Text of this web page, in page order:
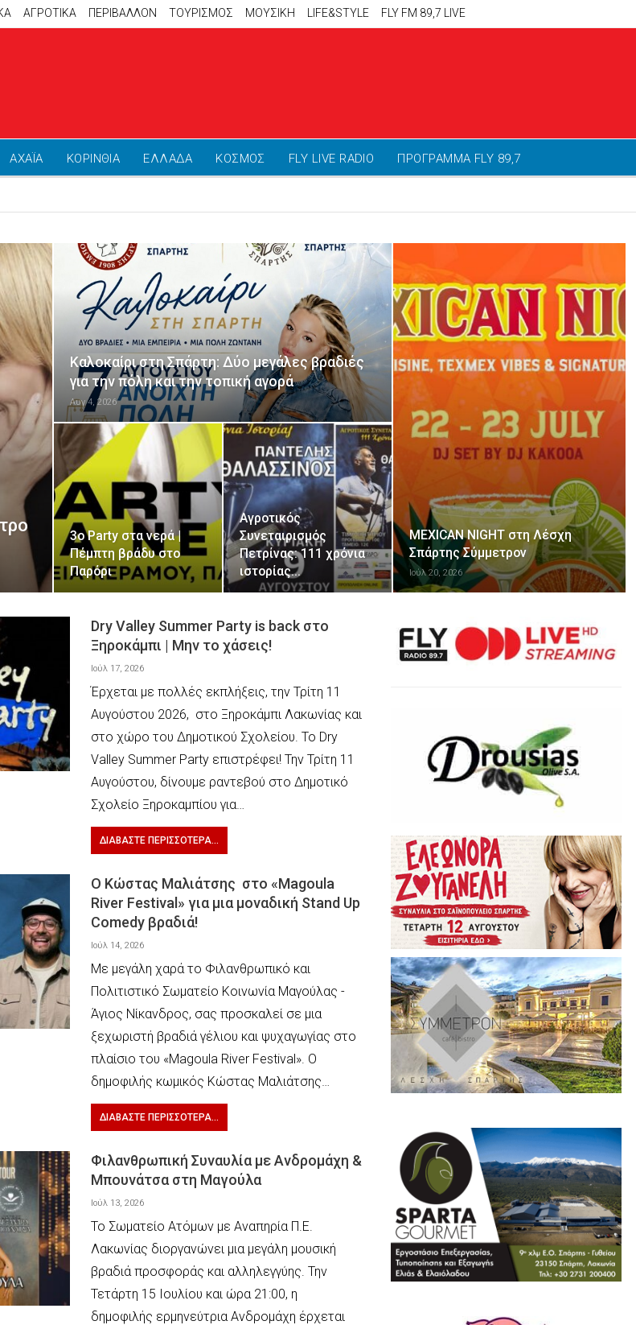
ΑΓΡΟΤΙΚΑ ΠΕΡΙΒΑΛΛΟΝ ΤΟΥΡΙΣΜΟΣ ΜΟΥΣΙΚΗ LIFE&STYLE FLY FM 89,7 LIVE
ΑΧΑΪΑ ΚΟΡΙΝΘΙΑ ΕΛΛΑΔΑ ΚΟΣΜΟΣ FLY LIVE RADIO ΠΡΟΓΡΑΜΜΑ FLY 89,7
Καλοκαίρι στη Σπάρτη: Δύο μεγάλες βραδιές
για την πόλη και την τοπική αγορά
Αυγ 4, 2026
3ο Party στα νερά |
Πέμπτη βράδυ στο
Παρόρι
Αγροτικός
Συνεταιρισμός
Πετρίνας: 111 χρόνια
ιστορίας…
MEXICAN NIGHT στη Λέσχη
Σπάρτης Σύμμετρον
Ιούλ 20, 2026
Dry Valley Summer Party is back στο
Ξηροκάμπι | Μην το χάσεις!
Ιούλ 17, 2026
Έρχεται με πολλές εκπλήξεις, την Τρίτη 11
Αυγούστου 2026, στο Ξηροκάμπι Λακωνίας και
στο χώρο του Δημοτικού Σχολείου. Το Dry
Valley Summer Party επιστρέφει! Την Τρίτη 11
Αυγούστου, δίνουμε ραντεβού στο Δημοτικό
Σχολείο Ξηροκαμπίου για…
ΔΙΑΒΆΣΤΕ ΠΕΡΙΣΣΌΤΕΡΑ...
Ο Κώστας Μαλιάτσης στο «Magoula
River Festival» για μια μοναδική Stand Up
Comedy βραδιά!
Ιούλ 14, 2026
Με μεγάλη χαρά το Φιλανθρωπικό και
Πολιτιστικό Σωματείο Κοινωνία Μαγούλας -
Άγιος Νίκανδρος, σας προσκαλεί σε μια
ξεχωριστή βραδιά γέλιου και ψυχαγωγίας στο
πλαίσιο του «Magoula River Festival». Ο
δημοφιλής κωμικός Κώστας Μαλιάτσης…
ΔΙΑΒΆΣΤΕ ΠΕΡΙΣΣΌΤΕΡΑ...
Φιλανθρωπική Συναυλία με Ανδρομάχη &
Μπουνάτσα στη Μαγούλα
Ιούλ 13, 2026
​Το Σωματείο Ατόμων με Αναπηρία Π.Ε.
Λακωνίας διοργανώνει μια μεγάλη μουσική
βραδιά προσφοράς και αλληλεγγύης. Την
Τετάρτη 15 Ιουλίου και ώρα 21:00, η
δημοφιλής ερμηνεύτρια Ανδρομάχη έρχεται